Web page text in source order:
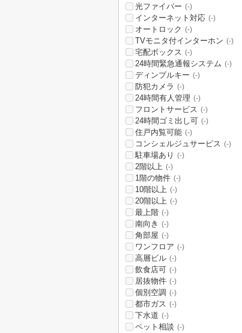
光ファイバー (-)
インターネット対応 (-)
オートロック (-)
TVモニタ付インターホン (-)
宅配ボックス (-)
24時間緊急通報システム (-)
ディンプルキー (-)
防犯カメラ (-)
24時間有人管理 (-)
フロントサービス (-)
24時間ゴミ出し可 (-)
住戸内覧可能 (-)
コンシェルジュサービス (-)
駐車場あり (-)
2階以上 (-)
1階の物件 (-)
10階以上 (-)
20階以上 (-)
最上階 (-)
南向き (-)
角部屋 (-)
ワンフロア (-)
高層ビル (-)
飲食店可 (-)
居抜物件 (-)
個別空調 (-)
都市ガス (-)
下水道 (-)
ペット相談 (-)